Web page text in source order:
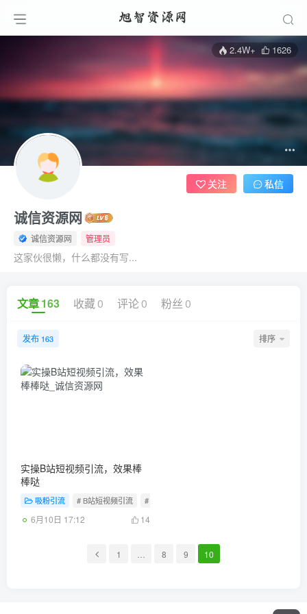
2.4W+ 1626
诚信资源网
诚信资源网 管理员
这家伙很懒，什么都没有写...
关注 私信
文章163 收藏0 评论0 粉丝 0
发布 163 排序
实操B站短视频引流，效果棒
棒哒
吸粉引流 # B站短视频引流 # yliu引流
6月10日 17:12 14
1 8 9 10